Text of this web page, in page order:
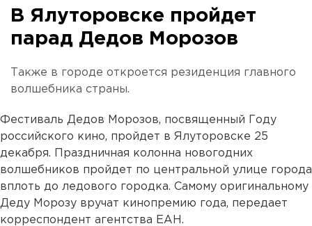
В Ялуторовске пройдет
парад Дедов Морозов
Также в городе откроется резиденция главного
волшебника страны.
Фестиваль Дедов Морозов, посвященный Году
российского кино, пройдет в Ялуторовске 25
декабря. Праздничная колонна новогодних
волшебников пройдет по центральной улице города
вплоть до ледового городка. Самому оригинальному
Деду Морозу вручат кинопремию года, передает
корреспондент агентства ЕАН.